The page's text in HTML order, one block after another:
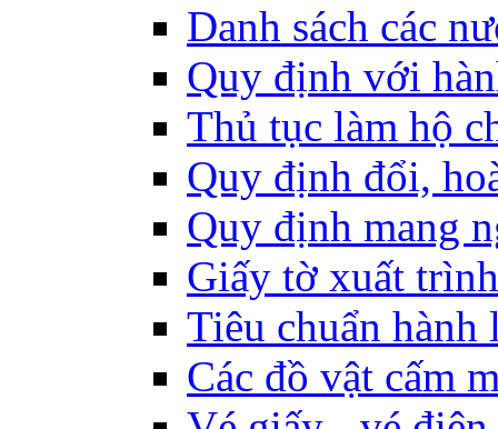
Danh sách các
Quy định với
Thủ tục làm hộ
Quy định đổi,
Quy định mang
Giấy tờ xuất
Tiêu chuẩn
Các đồ vật cấm